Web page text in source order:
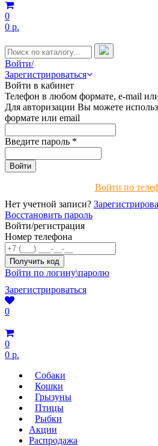
0
0 р.
Войти/
Зарегистрироваться
Войти в кабинет
Телефон в любом формате, e-mail
Для авторизации Вы можете
формате или email
Введите пароль *
Войти по
Нет учетной записи?
Восстановить пароль
Войти/регистрация
Номер телефона
Войти по логину\паролю
Зарегистрироваться
0
0
0 р.
Собаки
Кошки
Грызуны
Птицы
Рыбки
Акции
Распродажа